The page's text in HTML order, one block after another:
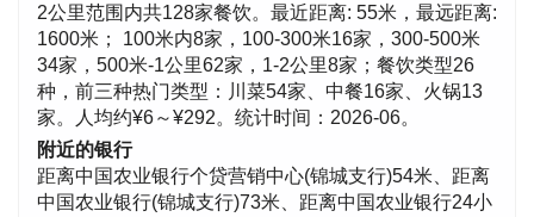
2公里范围内共128家餐饮。最近距离: 55米，最远距离:
1600米； 100米内8家，100-300米16家，300-500米
34家，500米-1公里62家，1-2公里8家；餐饮类型26
种，前三种热门类型：川菜54家、中餐16家、火锅13
家。人均约¥6～¥292。统计时间：2026-06。
附近的银行
距离中国农业银行个贷营销中心(锦城支行)54米、距离
中国农业银行(锦城支行)73米、距离中国农业银行24小